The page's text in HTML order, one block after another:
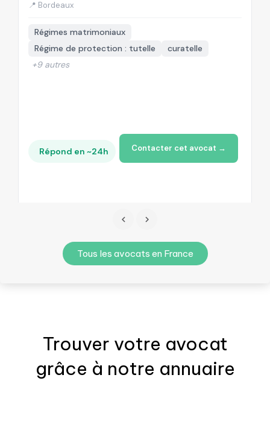
📍 Bordeaux
Régimes matrimoniaux
Régime de protection : tutelle
curatelle
+9 autres
Répond en ~24h Contacter cet avocat →
Tous les avocats en France
Trouver votre avocat
grâce à notre annuaire